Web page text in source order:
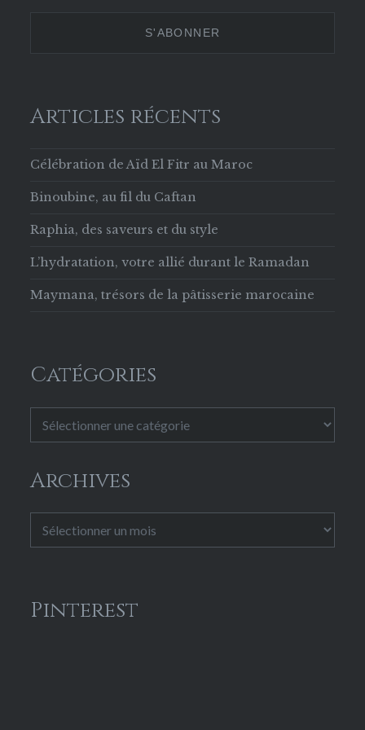
Articles récents
Célébration de Aïd El Fitr au Maroc
Binoubine, au fil du Caftan
Raphia, des saveurs et du style
L’hydratation, votre allié durant le Ramadan
Maymana, trésors de la pâtisserie marocaine
Catégories
Archives
Pinterest